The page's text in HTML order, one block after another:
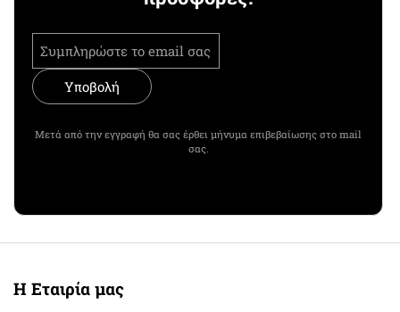
Υποβολή
Μετά από την εγγραφή θα σας έρθει μήνυμα επιβεβαίωσης στο mail
σας.
Η Εταιρία μας